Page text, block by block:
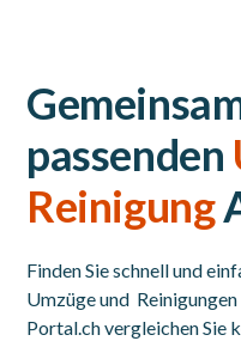
passenden
Reinigung
Finden Sie schnell und
Umzüge und
Portal.ch vergleichen Sie